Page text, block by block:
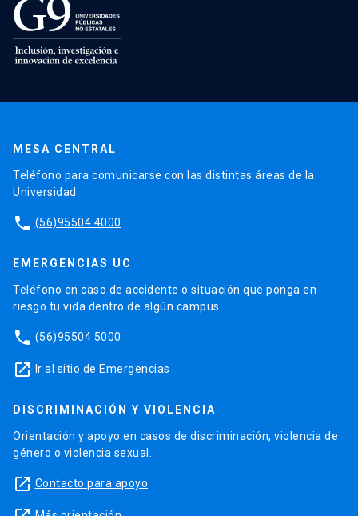
MESA CENTRAL
Teléfono para comunicarse con las distintas áreas de la
Universidad.
phone (56)95504 4000
EMERGENCIAS UC
Teléfono en caso de accidente o situación que ponga en
riesgo tu vida dentro de algún campus.
phone (56)95504 5000
launch Ir al sitio de Emergencias
DISCRIMINACIÓN Y VIOLENCIA
Orientación y apoyo en casos de discriminación, violencia de
género o violencia sexual.
launch Contacto para apoyo